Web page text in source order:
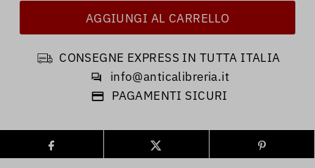
CONSEGNE EXPRESS IN TUTTA ITALIA
info@anticalibreria.it
PAGAMENTI SICURI